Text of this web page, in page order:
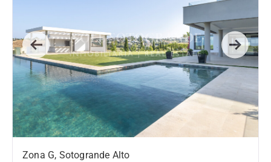
Previous Next
Zona G, Sotogrande Alto